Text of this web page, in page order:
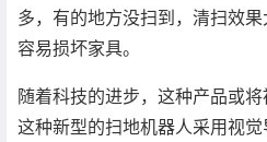
多，有的地方没扫到，清扫效
容易损坏家具。
随着科技的进步，这种产品或将
这种新型的扫地机器人采用视